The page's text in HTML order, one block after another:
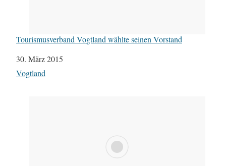
Tourismusverband Vogtland wählte seinen Vorstand
Datum
30. März 2015
In Bezug auf
Vogtland